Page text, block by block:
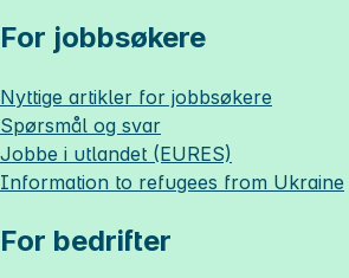
For jobbsøkere
Nyttige artikler for jobbsøkere
Spørsmål og svar
Jobbe i utlandet (EURES)
Information to refugees from Ukraine
For bedrifter